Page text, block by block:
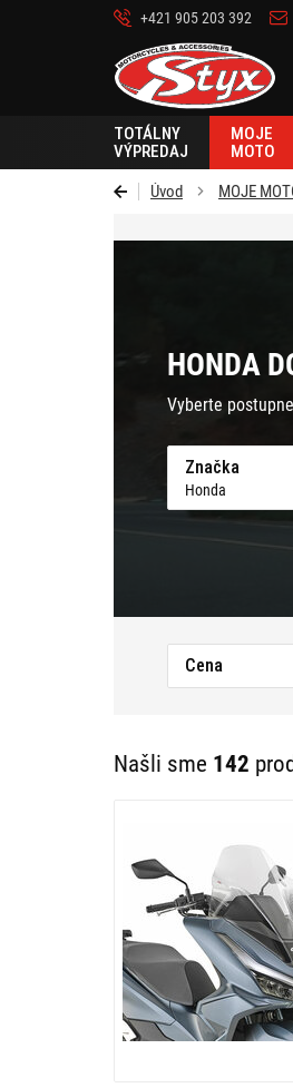
+421 905 203 392
Styx
TOTÁLNY
VÝPREDAJ
MOJE
MOTO
Úvod MOJE
HONDA
Vyberte
Značka
Honda
Cena
Našli sme 142